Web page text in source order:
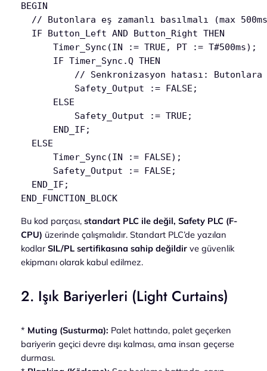
BEGIN
// Butonlara eş zamanlı basılmalı (max
  IF Button_Left AND Button_Right THEN
      Timer_Sync(IN := TRUE, PT := T#500ms);
      IF Timer_Sync.Q THEN
// Senkronizasyon hatası: Butonlara
          Safety_Output := FALSE;
      ELSE
          Safety_Output := TRUE;
      END_IF;
  ELSE
      Timer_Sync(IN := FALSE);
      Safety_Output := FALSE;
  END_IF;
END_FUNCTION_BLOCK
Bu kod parçası, standart PLC ile değil, Safety PLC (F-
CPU) üzerinde çalışmalıdır. Standart PLC’de yazılan
kodlarSIL/PL sertifikasına sahip değildirve güvenlik
ekipmanı olarak kabul edilmez.
2. Işık Bariyerleri (Light Curtains)
* Muting (Susturma): Palet hattında, palet geçerken
bariyerin geçici devre dışı kalması, ama insan geçerse
durması.